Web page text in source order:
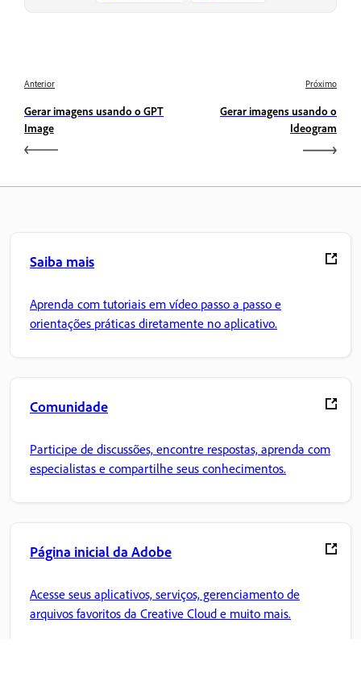
Anterior
Gerar imagens usando o GPT
Image
Próximo
Gerar imagens usando o
Ideogram
Saiba mais
Aprenda com tutoriais em vídeo passo a passo e
orientações práticas diretamente no aplicativo.
Comunidade
Participe de discussões, encontre respostas, aprenda com
especialistas e compartilhe seus conhecimentos.
Página inicial da Adobe
Acesse seus aplicativos, serviços, gerenciamento de
arquivos favoritos da Creative Cloud e muito mais.